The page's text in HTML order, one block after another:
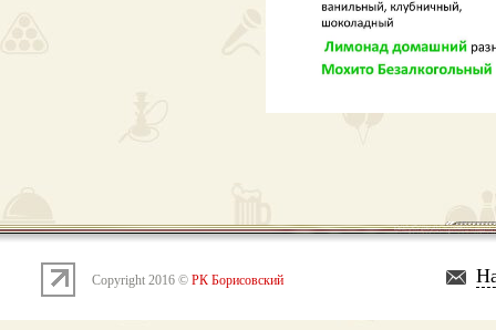
Copyright 2016 © РК Борисовский